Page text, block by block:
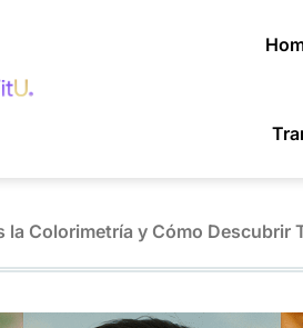
la Colorimetría y Cómo Descubrir